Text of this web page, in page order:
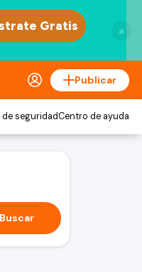
×
Publicar
seguridadCentro de ayuda
Buscar